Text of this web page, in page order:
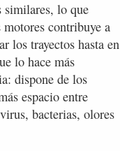
similares, lo que
contribuye a
los trayectos hasta en
lo hace más
dispone de los
espacio entre
bacterias, olores